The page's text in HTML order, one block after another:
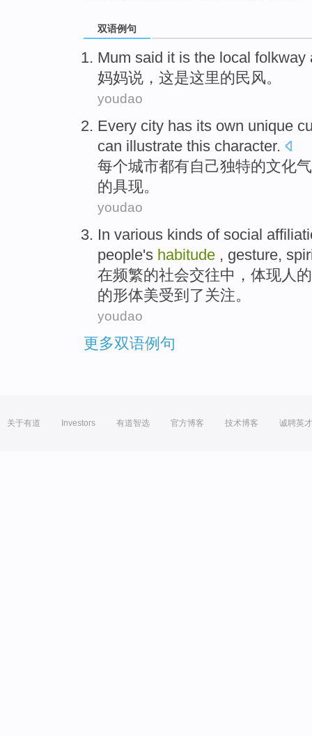
双语例句
Mum said it is the local
妈妈说 ， 这是这里的 民风。
youdao
Every city has its own unique
can illustrate this character.
每个城市都有自己独特的文化
的具现。
youdao
In various kinds of social
people's habitude , gesture,
在频繁的社会交往中， 体现 人 的
的形体美受到了关注。
youdao
更多双语例句
关于有道 Investors 有道智选 官方博客 技术博客 诚聘英才